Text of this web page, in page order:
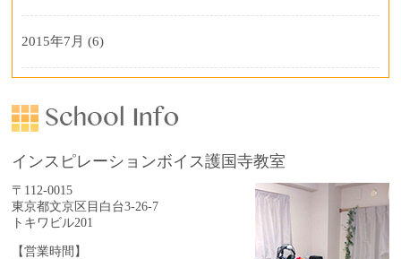
2015年7月 (6)
インスピレーションボイス護国寺教室
〒112-0015
東京都文京区目白台3-26-7
トキワビル201
【営業時間】